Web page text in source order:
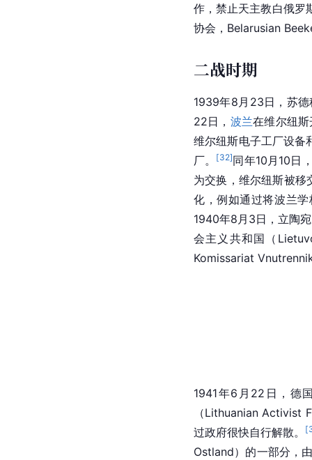
作，禁止天主教白俄罗
协会，Belarusian
二战时期
1939年8月23日，苏
22日， 波兰在维尔纽
维尔纽斯电子工厂设备
厂。
[32]同年10月10日
为交换，维尔纽斯被
化，例如通过将波兰学
1940年8月3日，立陶
会主义共和国（
Komissariat
1941年6月22日， 德
（Lithuanian Activist
过政府很快自行解散。
[
Ostland）的一部分，